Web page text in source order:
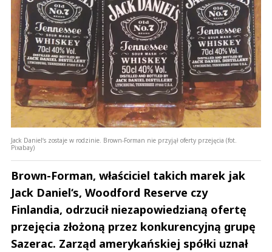
Jack Daniel‘s zostaje w rodzinie. Brown-Forman nie przyjął oferty przejęcia (fot.
Pixabay)
Brown-Forman, właściciel takich marek jak
Jack Daniel‘s, Woodford Reserve czy
Finlandia, odrzucił niezapowiedzianą ofertę
przejęcia złożoną przez konkurencyjną grupę
Sazerac. Zarząd amerykańskiej spółki uznał